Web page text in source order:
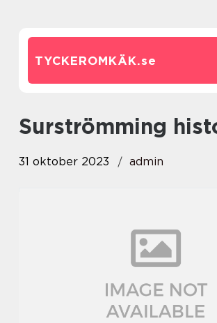
TYCKEROMKÄK.se
surströmming
31 oktober 2023 admin